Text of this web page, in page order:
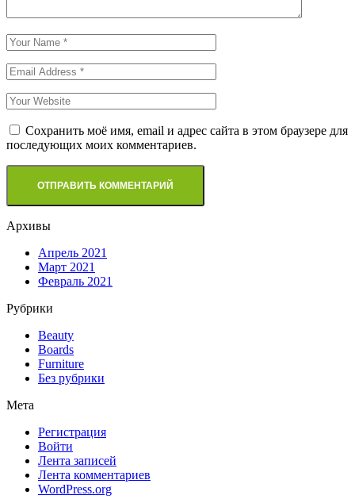
Сохранить моё имя, email и адрес сайта в этом браузере для
последующих моих комментариев.
Архивы
Апрель 2021
Март 2021
Февраль 2021
Рубрики
Beauty
Boards
Furniture
Без рубрики
Мета
Регистрация
Войти
Лента записей
Лента комментариев
WordPress.org